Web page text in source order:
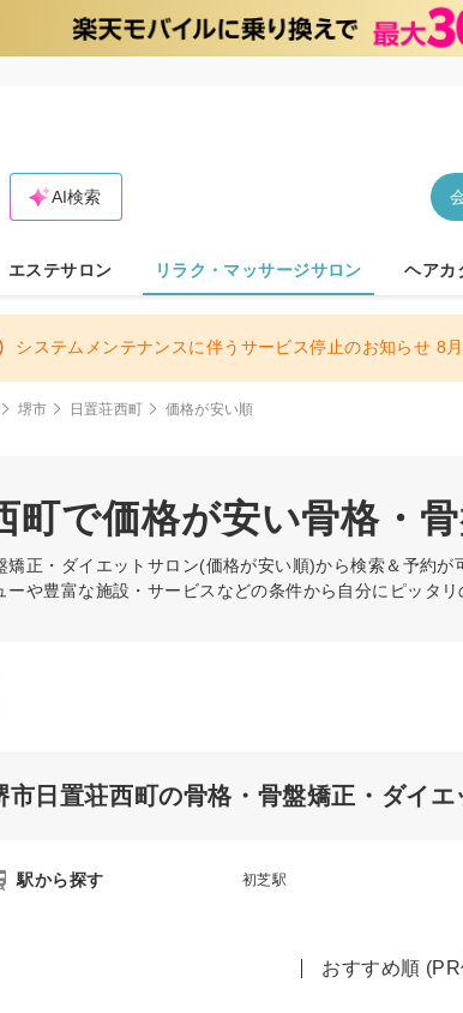
AI検索
エステサロン リラク・マッサージサロン ヘアカ
システムメンテナンスに伴うサービス停止のお知らせ 8
堺市 日置荘西町 価格が安い順
町で価格が安い骨格・
矯正・ダイエット サロン(価格が安い順)から検索＆予約
や豊富な施設・サービスなどの条件から自分にピッタ
市日置荘西町の骨格・骨盤矯正・ダイ
駅から探す 初芝駅
おすすめ順